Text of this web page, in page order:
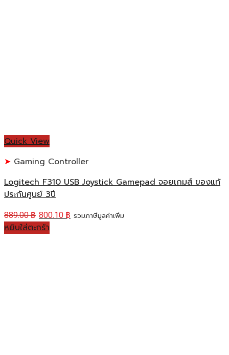
Quick View
Gaming Controller
Logitech F310 USB Joystick Gamepad จอยเกมส์ ของแท้
ประกันศูนย์ 3ปี
889.00฿ 800.10 ฿ รวมภาษีมูลค่าเพิ่ม
หยิบใส่ตะกร้า